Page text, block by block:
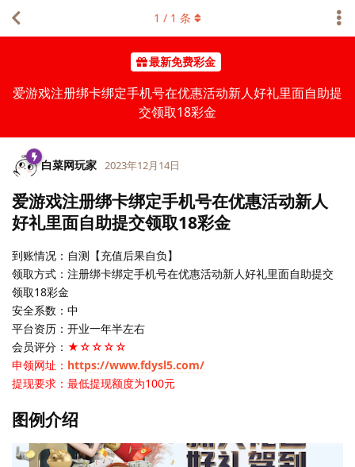
最新免费彩金
爱游戏注册绑卡绑定手机号在优惠活动新人好礼里面自助提
交领取18彩金
1 / 1 条
白菜网玩家 2023年12月14日
爱游戏注册绑卡绑定手机号在优惠活动新人
好礼里面自助提交领取18彩金
到账情况：自测【充值后果自负】
领取方式：注册绑卡绑定手机号在优惠活动新人好礼里面自助提交
领取18彩金
安全系数：中
平台资历：开业一年半左右
会员评分： ★☆☆☆☆
申领网址： https://www.fdysl5.com/
提现要求：最低提现额度为100元
图例介绍